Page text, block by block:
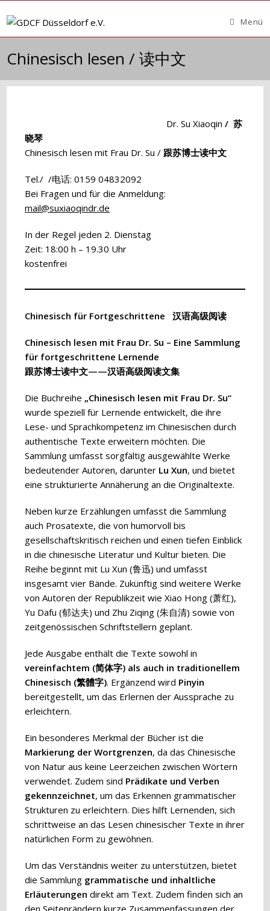
Inhalt
Menü
Chinesisch lesen / 读中文
Dr. Su Xiaoqin/ 苏
晓琴
Chinesisch lesen mit Frau Dr. Su / 跟苏博士读中文
Tel./ /电话: 0159 04832092
Bei Fragen und für die Anmeldung:
mail@suxiaoqindr.de
In der Regel jeden 2. Dienstag
Zeit: 18:00 h – 19.30 Uhr
kostenfrei
Chinesisch für Fortgeschrittene汉语高级阅读
Chinesisch lesen mit Frau Dr. Su – Eine Sammlung
für fortgeschrittene Lernende
跟苏博士读中文——汉语高级阅读文集
Die Buchreihe „Chinesisch lesen mit Frau Dr. Su“
wurde speziell für Lernende entwickelt, die ihre
Lese- und Sprachkompetenz im Chinesischen durch
authentische Texte erweitern möchten. Die
Sammlung umfasst sorgfältig ausgewählte Werke
bedeutender Autoren, darunter Lu Xun, und bietet
eine strukturierte Annäherung an die Originaltexte.
Neben kurze Erzählungen umfasst die Sammlung
auch Prosatexte, die von humorvoll bis
gesellschaftskritisch reichen und einen tiefen Einblick
in die chinesische Literatur und Kultur bieten. Die
Reihe beginnt mit Lu Xun (鲁迅) und umfasst
insgesamt vier Bände. Zukünftig sind weitere Werke
von Autoren der Republikzeit wie Xiao Hong (萧红),
Yu Dafu (郁达夫) und Zhu Ziqing (朱自清) sowie von
zeitgenössischen Schriftstellern geplant.
Jede Ausgabe enthält die Texte sowohl in
vereinfachtem (简体字) als auch in traditionellem
Chinesisch (繁體字). Ergänzend wird Pinyin
bereitgestellt, um das Erlernen der Aussprache zu
erleichtern.
Ein besonderes Merkmal der Bücher ist die
Markierung der Wortgrenzen, da das Chinesische
von Natur aus keine Leerzeichen zwischen Wörtern
verwendet. Zudem sind Prädikate und Verben
gekennzeichnet, um das Erkennen grammatischer
Strukturen zu erleichtern. Dies hilft Lernenden, sich
schrittweise an das Lesen chinesischer Texte in ihrer
natürlichen Form zu gewöhnen.
Um das Verständnis weiter zu unterstützen, bietet
die Sammlung grammatische und inhaltliche
Erläuterungen direkt am Text. Zudem finden sich an
den Seitenrändern kurze Zusammenfassungen der